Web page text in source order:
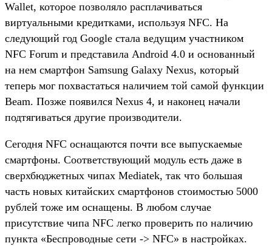
Wallet, которое позволяло расплачиваться
виртуальными кредитками, используя NFC. На
следующий год Google стала ведущим участником
NFC Forum и представила Android 4.0 и основанный
на нем смартфон Samsung Galaxy Nexus, который
теперь мог похвастаться наличием той самой функции
Beam. Позже появился Nexus 4, и наконец начали
подтягиваться другие производители.
Сегодня NFC оснащаются почти все выпускаемые
смартфоны. Соответствующий модуль есть даже в
сверхбюджетных чипах Mediatek, так что большая
часть новых китайских смартфонов стоимостью 5000
рублей тоже им оснащены. В любом случае
присутствие чипа NFC легко проверить по наличию
пункта «Беспроводные сети -> NFC» в настройках.